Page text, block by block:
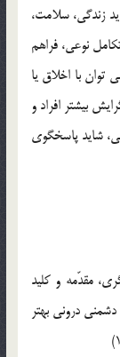
زندگی، سلامت،
نوعی، فراهم
با اخلاق یا
بیشتر افراد و
شاید پاسخگوی
مقدّمه و کلید
درونى بهتر